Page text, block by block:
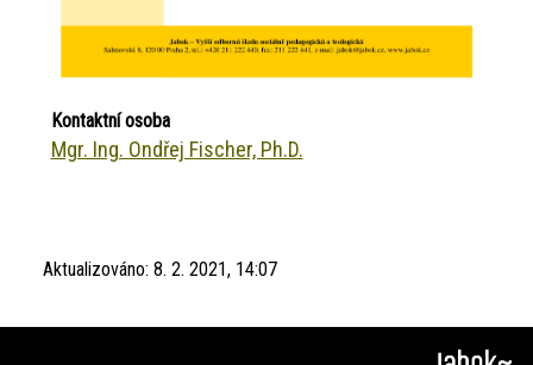
Kontaktní osoba
Mgr. Ing. Ondřej Fischer, Ph.D.
Aktualizováno: 8. 2. 2021, 14:07